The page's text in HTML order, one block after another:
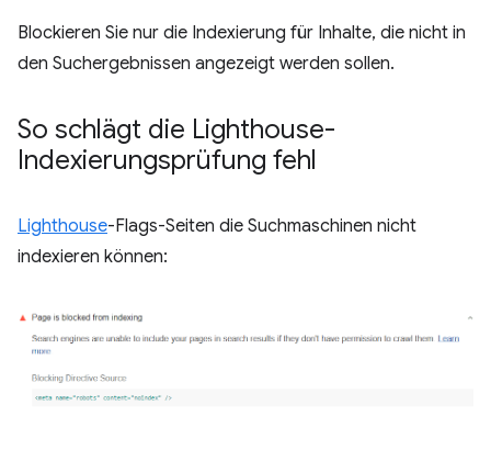
Blockieren Sie nur die Indexierung für Inhalte, die nicht in
den Suchergebnissen angezeigt werden sollen.
So schlägt die Lighthouse-
Indexierungsprüfung fehl
Lighthouse-Flags-Seiten die Suchmaschinen nicht
indexieren können: